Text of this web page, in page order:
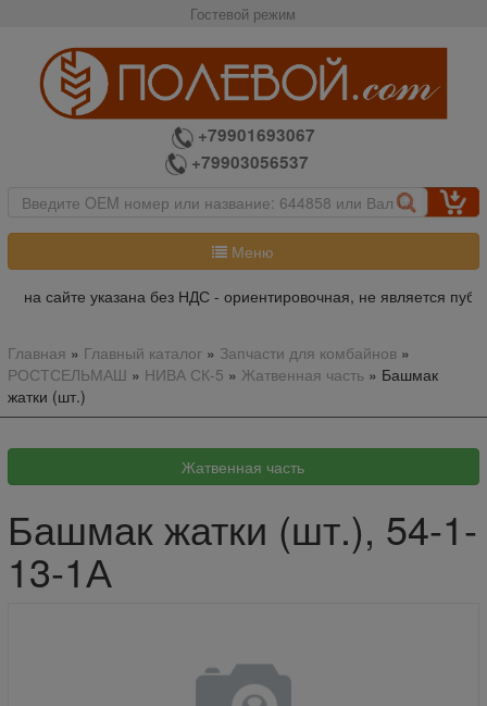
Гостевой режим
+79901693067
+79903056537
Меню
на сайте указана без НДС - ориентировочная, не является
Главная » Главный каталог» Запчасти для комбайнов»
РОСТСЕЛЬМАШ » НИВА СК-5 » Жатвенная часть» Башмак
жатки (шт.)
Башмак жатки (шт.), 54-1-
13-1А